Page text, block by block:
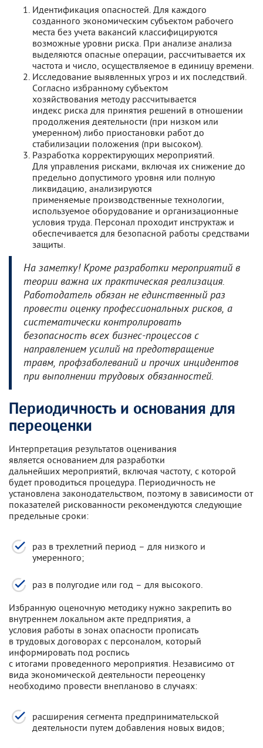
Идентификация опасностей. Для каждого
созданного экономическим субъектом рабочего
места без учета вакансий классифицируются
возможные уровни риска. При анализе анализа
выделяются опасные операции, рассчитывается их
частота и число, осуществляемое в единицу времени.
Исследование выявленных угроз и их последствий.
Согласно избранному субъектом
хозяйствования методу рассчитывается
индекс риска для принятия решений в отношении
продолжения деятельности (при низком или
умеренном) либо приостановки работ до
стабилизации положения (при высоком).
Разработка корректирующих мероприятий.
Для управления рисками, включая их снижение до
предельно допустимого уровня или полную
ликвидацию, анализируются
применяемые производственные технологии,
используемое оборудование и организационные
условия труда. Персонал проходит инструктаж и
обеспечивается для безопасной работы средствами
защиты.
На заметку! Кроме разработки мероприятий в
теории важна их практическая реализация.
Работодатель обязан не единственный раз
провести оценку профессиональных рисков, а
систематически контролировать
безопасность всех бизнес-процессов с
направлением усилий на предотвращение
травм, профзаболеваний и прочих инцидентов
при выполнении трудовых обязанностей.
Периодичность и основания для
переоценки
Интерпретация результатов оценивания
является основанием для разработки
дальнейших мероприятий, включая частоту, с которой
будет проводиться процедура. Периодичность не
установлена законодательством, поэтому в зависимости от
показателей рискованности рекомендуются следующие
предельные сроки:
раз в трехлетний период – для низкого и
умеренного;
раз в полугодие или год – для высокого.
Избранную оценочную методику нужно закрепить во
внутреннем локальном акте предприятия, а
условия работы в зонах опасности прописать
в трудовых договорах с персоналом, который
информировать под роспись
с итогами проведенного мероприятия. Независимо от
вида экономической деятельности переоценку
необходимо провести внепланово в случаях:
расширения сегмента предпринимательской
деятельности путем добавления новых видов;